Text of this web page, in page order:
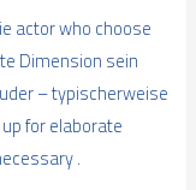
actor who choose
Dimension sein
– typischerweise
for elaborate
.